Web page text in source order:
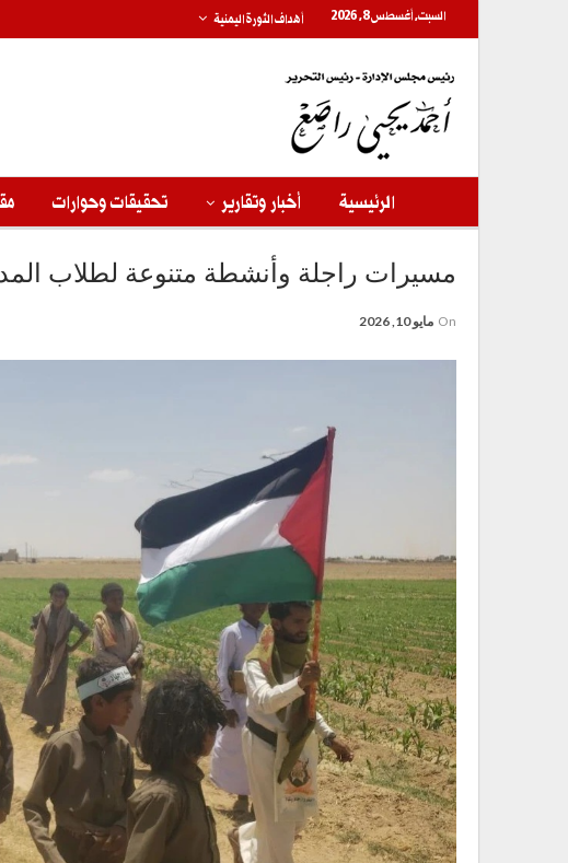
السبت, أغسطس 8, 2026 أهداف الثورة اليمنية
الرئيسية أخبار وتقارير تحقيقات وحوارات
مسيرات راجلة وأنشطة متنوعة لطلاب
On مايو 10, 2026